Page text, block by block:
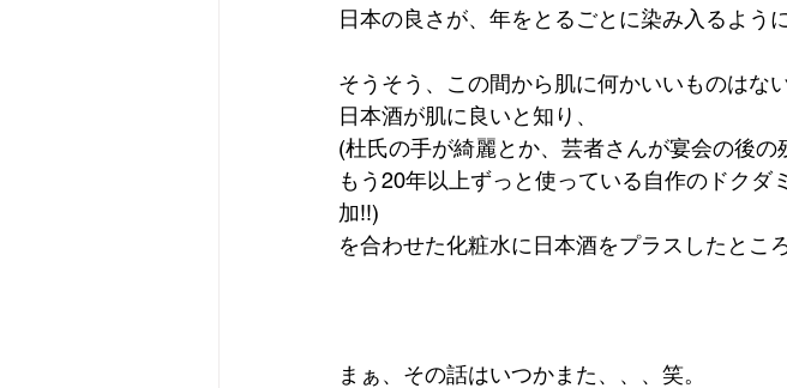
日本の良さが、年をとるごとに染み入るよう
そうそう、この間から肌に何かいいものはな
日本酒が肌に良いと知り、
(杜氏の手が綺麗とか、芸者さんが宴会の後
もう20年以上ずっと使っている自作のドク
加!!)
を合わせた化粧水に日本酒をプラスしたとこ
まぁ、その話はいつかまた、、、笑。